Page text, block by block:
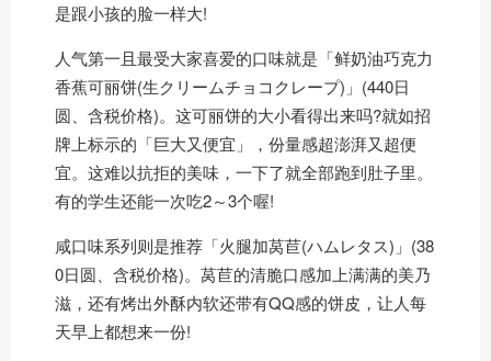
是跟小孩的脸一样大!
人气第一且最受大家喜爱的口味就是「鲜奶油巧克力
香蕉可丽饼(生クリームチョコクレープ)」(440日
圆、含税价格)。这可丽饼的大小看得出来吗?就如招
牌上标示的「巨大又便宜」，份量感超澎湃又超便
宜。这难以抗拒的美味，一下了就全部跑到肚子里。
有的学生还能一次吃2～3个喔!
咸口味系列则是推荐「火腿加莴苣(ハムレタス)」(38
0日圆、含税价格)。莴苣的清脆口感加上满满的美乃
滋，还有烤出外酥内软还带有QQ感的饼皮，让人每
天早上都想来一份!